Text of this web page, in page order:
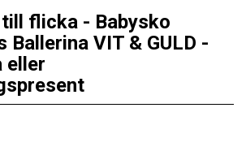
flicka - Babysko
Ballerina VIT & GULD -
eller